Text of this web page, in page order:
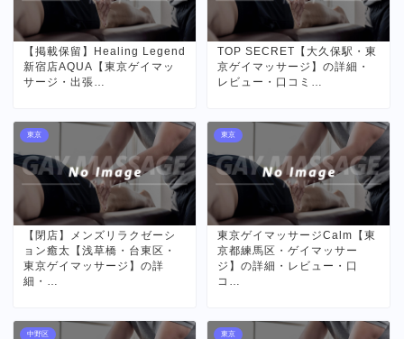
【掲載保留】Healing Legend
新宿店AQUA【東京ゲイマッ
サージ・出張…
TOP SECRET【大久保駅・東
京ゲイマッサージ】の詳細・
レビュー・口コミ…
東京
【閉店】メンズリラクゼーシ
ョン癒太【浅草橋・台東区・
東京ゲイマッサージ】の詳
細・…
東京
東京ゲイマッサージCalm【東
京都練馬区・ゲイマッサー
ジ】の詳細・レビュー・口
コ…
中野区 東京